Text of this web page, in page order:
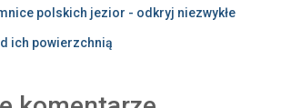
polskich jezior - odkryj niezwykłe
ich powierzchnią